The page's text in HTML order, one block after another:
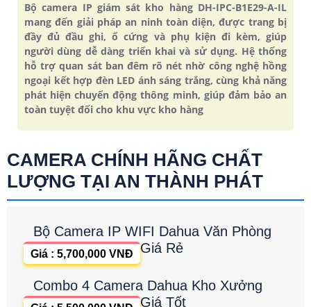
Bộ camera IP giám sát kho hàng DH-IPC-B1E29-A-IL
mang đến giải pháp an ninh toàn diện, được trang bị
đầy đủ đầu ghi, ổ cứng và phụ kiện đi kèm, giúp
người dùng dễ dàng triển khai và sử dụng. Hệ thống
hỗ trợ quan sát ban đêm rõ nét nhờ công nghệ hồng
ngoại kết hợp đèn LED ánh sáng trắng, cùng khả năng
phát hiện chuyển động thông minh, giúp đảm bảo an
toàn tuyệt đối cho khu vực kho hàng
CAMERA CHÍNH HÃNG CHẤT
LƯỢNG TẠI AN THÀNH PHÁT
Bộ Camera IP WIFI Dahua Văn Phòng
Giá Rẻ
Giá : 5,700,000 VNĐ
Combo 4 Camera Dahua Kho Xưởng
Giá Tốt